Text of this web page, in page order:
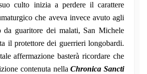
culto inizia a perdere il carattere
che aveva invece avuto agli
da guaritore dei malati, San Michele
il protettore dei guerrieri longobardi.
affermazione basterà ricordare che
contenuta nellaChronica Sancti